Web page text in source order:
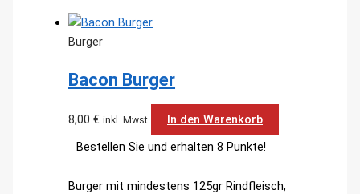
Burger
Bacon Burger
8,00€ inkl. Mwst
In den Warenkorb
Bestellen Sie und erhalten 8 Punkte!
Burger mit mindestens 125gr Rindfleisch,